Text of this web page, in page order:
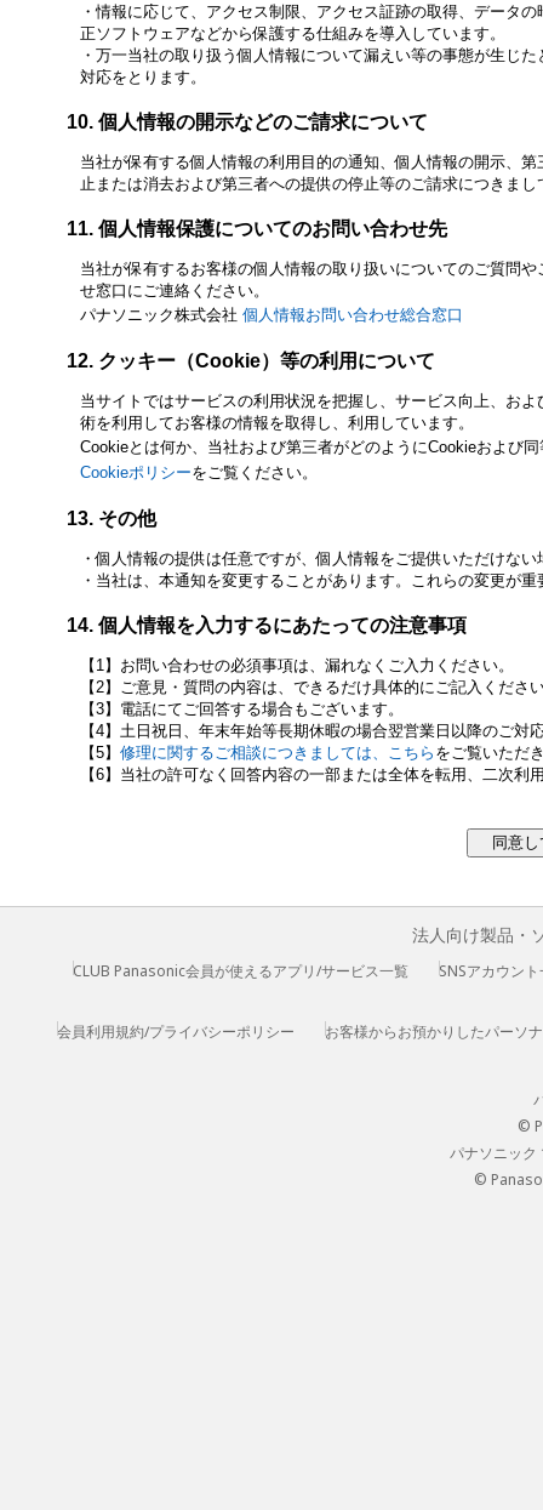
情報に応じて、アクセス制限、アクセス証跡の取得、データ
正ソフトウェアなどから保護する仕組みを導入しています。
万一当社の取り扱う個人情報について漏えい等の事態が生じ
対応をとります。
個人情報の開示などのご請求について
当社が保有する個人情報の利用目的の通知、個人情報の開示、
止または消去および第三者への提供の停止等のご請求につきま
個人情報保護についてのお問い合わせ先
当社が保有するお客様の個人情報の取り扱いについてのご質問
せ窓口にご連絡ください。
パナソニック株式会社個人情報お問い合わせ総合窓口
クッキー（Cookie）等の利用について
当サイトではサービスの利用状況を把握し、サービス向上、お
術を利用してお客様の情報を取得し、利用しています。
Cookieとは何か、当社および第三者がどのようにCookieおよび
Cookieポリシーをご覧ください。
その他
個人情報の提供は任意ですが、個人情報をご提供いただけな
当社は、本通知を変更することがあります。これらの変更が
個人情報を入力するにあたっての注意事項
お問い合わせの必須事項は、漏れなくご入力ください。
ご意見・質問の内容は、できるだけ具体的にご記入くださ
電話にてご回答する場合もございます。
土日祝日、年末年始等長期休暇の場合翌営業日以降のご
修理に関するご相談につきましては、こちら をご覧いただ
当社の許可なく回答内容の一部または全体を転用、二次
法人向け製品・
CLUB Panasonic会員が使えるアプリ/サービス一覧 SNSアカウン
会員利用規約/プライバシーポリシー お客様からお預かりしたパーソ
©
パナソニック
©